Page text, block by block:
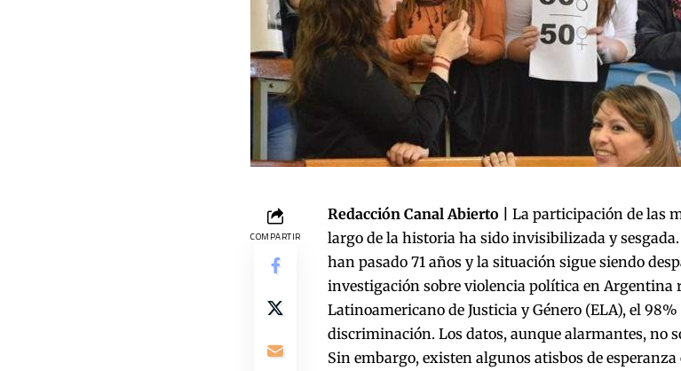
COMPARTIR
Redacción Canal Abierto | La participación de las
largo de la historia ha sido invisibilizada y sesgada.
han pasado 71 años y la situación sigue siendo
investigación sobre violencia política en Argentina
Latinoamericano de Justicia y Género (ELA), el 98%
discriminación. Los datos, aunque alarmantes, no
Sin embargo, existen algunos atisbos de